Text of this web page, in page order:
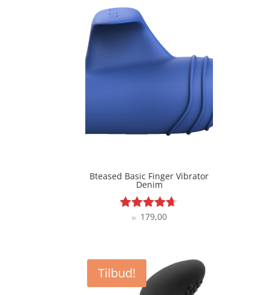
Bteased Basic Finger Vibrator
Denim
Vurderet
kr.179,00
Tilbud!